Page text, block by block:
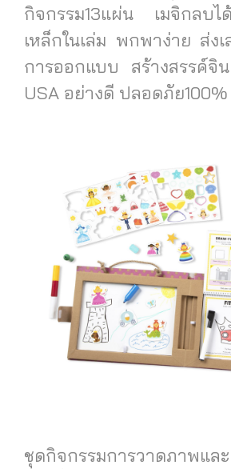
กิจกรรม13แผ่น เมจิกลบ
เหล็กในเล่ม พกพาง่าย ส่งเ
การออกแบบ สร้างสรรค์จิ
USA อย่างดี ปลอดภัย
ชุดกิจกรรมการวาดภาพแล